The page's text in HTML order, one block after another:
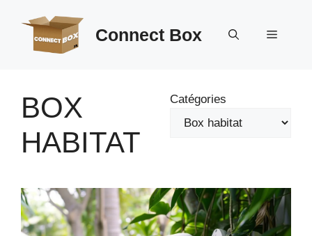
contenu
Connect Box Menu
BOX
HABITAT
Catégories